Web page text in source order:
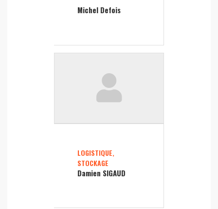
Michel Defois
LOGISTIQUE,
STOCKAGE
Damien SIGAUD